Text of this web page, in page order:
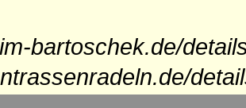
bartoschek.de/